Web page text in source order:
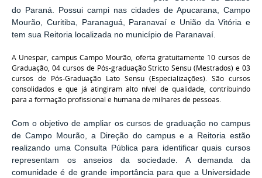
do Paraná. Possui campi nas cidades de Apucarana, Campo
Mourão, Curitiba, Paranaguá, Paranavaí e União da Vitória e
tem sua Reitoria localizada no município de Paranavaí.
A Unespar, campus Campo Mourão, oferta gratuitamente 10 cursos de
Graduação, 04 cursos de Pós-graduação Stricto Sensu (Mestrados) e 03
cursos de Pós-Graduação Lato Sensu (Especializações). São cursos
consolidados e que já atingiram alto nível de qualidade, contribuindo
para a formação profissional e humana de milhares de pessoas.
Com o objetivo de ampliar os cursos de graduação no campus
de Campo Mourão, a Direção do campus e a Reitoria estão
realizando uma Consulta Pública para identificar quais cursos
representam os anseios da sociedade. A demanda da
comunidade é de grande importância para que a Universidade